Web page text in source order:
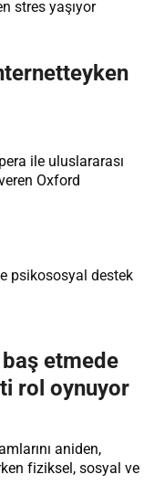
ile uluslararası
Oxford
etmede
rol oynuyor
aniden,
fiziksel, sosyal ve